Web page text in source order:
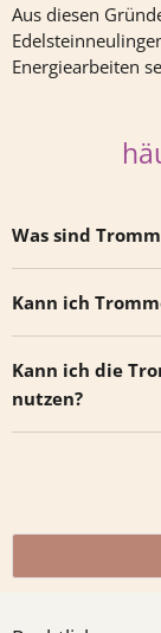
Aus diesen
Energiearbeiten
Was sind
Kann ich
Kann ich die
nutzen?